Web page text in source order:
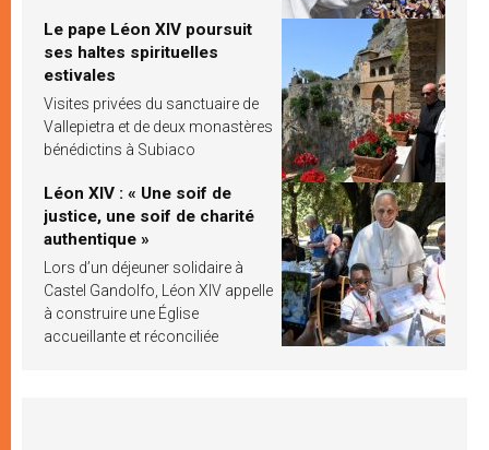
Le pape Léon XIV poursuit
ses haltes spirituelles
estivales
Visites privées du sanctuaire de
Vallepietra et de deux monastères
bénédictins à Subiaco
Léon XIV : « Une soif de
justice, une soif de charité
authentique »
Lors d’un déjeuner solidaire à
Castel Gandolfo, Léon XIV appelle
à construire une Église
accueillante et réconciliée